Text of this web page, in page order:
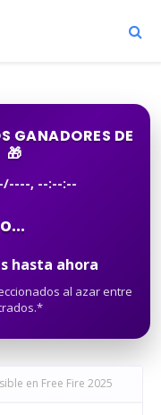
GANADORES DE
🎁
, --:--:--
hasta ahora
al azar entre
en Free Fire 2025